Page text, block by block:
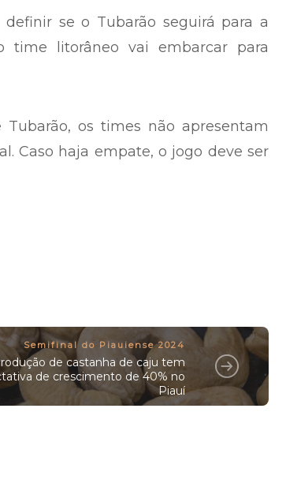
se o Tubarão seguirá para a
time litorâneo vai embarcar para
os times não apresentam
Caso haja empate, o jogo deve ser
Semifinal do Piauiense 2024
de castanha de caju tem
de crescimento de 40% no
Piauí